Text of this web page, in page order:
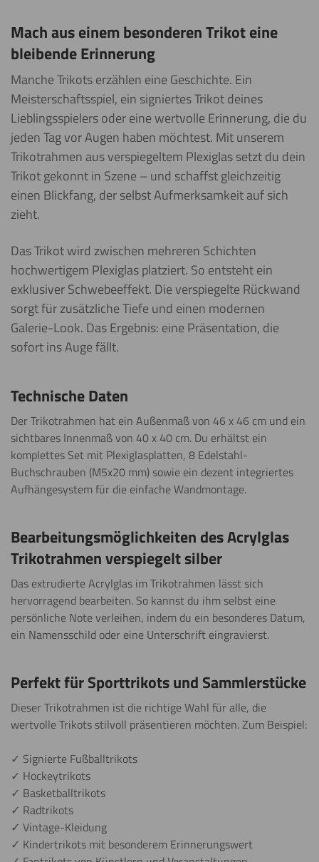
Mach aus einem besonderen Trikot eine
bleibende Erinnerung
Manche Trikots erzählen eine Geschichte. Ein
Meisterschaftsspiel, ein signiertes Trikot deines
Lieblingsspielers oder eine wertvolle Erinnerung, die du
jeden Tag vor Augen haben möchtest. Mit unserem
Trikotrahmen aus verspiegeltem Plexiglas setzt du dein
Trikot gekonnt in Szene – und schaffst gleichzeitig
einen Blickfang, der selbst Aufmerksamkeit auf sich
zieht.
Das Trikot wird zwischen mehreren Schichten
hochwertigem Plexiglas platziert. So entsteht ein
exklusiver Schwebeeffekt. Die verspiegelte Rückwand
sorgt für zusätzliche Tiefe und einen modernen
Galerie-Look. Das Ergebnis: eine Präsentation, die
sofort ins Auge fällt.
Technische Daten
Der Trikotrahmen hat ein Außenmaß von 46 x 46 cm und ein
sichtbares Innenmaß von 40 x 40 cm. Du erhältst ein
komplettes Set mit Plexiglasplatten, 8 Edelstahl-
Buchschrauben (M5x20 mm) sowie ein dezent integriertes
Aufhängesystem für die einfache Wandmontage.
Bearbeitungsmöglichkeiten des Acrylglas
Trikotrahmen verspiegelt silber
Das extrudierte Acrylglas im Trikotrahmen lässt sich
hervorragend bearbeiten. So kannst du ihm selbst eine
persönliche Note verleihen, indem du ein besonderes Datum,
ein Namensschild oder eine Unterschrift eingravierst.
Perfekt für Sporttrikots und Sammlerstücke
Dieser Trikotrahmen ist die richtige Wahl für alle, die
wertvolle Trikots stilvoll präsentieren möchten. Zum Beispiel:
✓ Signierte Fußballtrikots
✓ Hockeytrikots
✓ Basketballtrikots
✓ Radtrikots
✓ Vintage-Kleidung
✓ Kindertrikots mit besonderem Erinnerungswert